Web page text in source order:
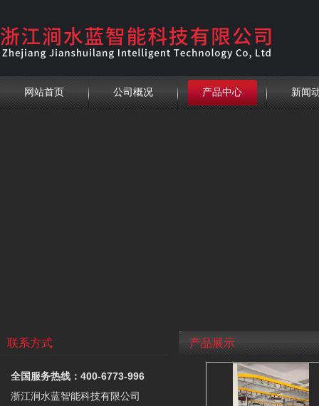
网站首页 公司概况 产品中心 新闻
联系方式
全国服务热线：400-6773-996
浙江涧水蓝智能科技有限公司
产品展示